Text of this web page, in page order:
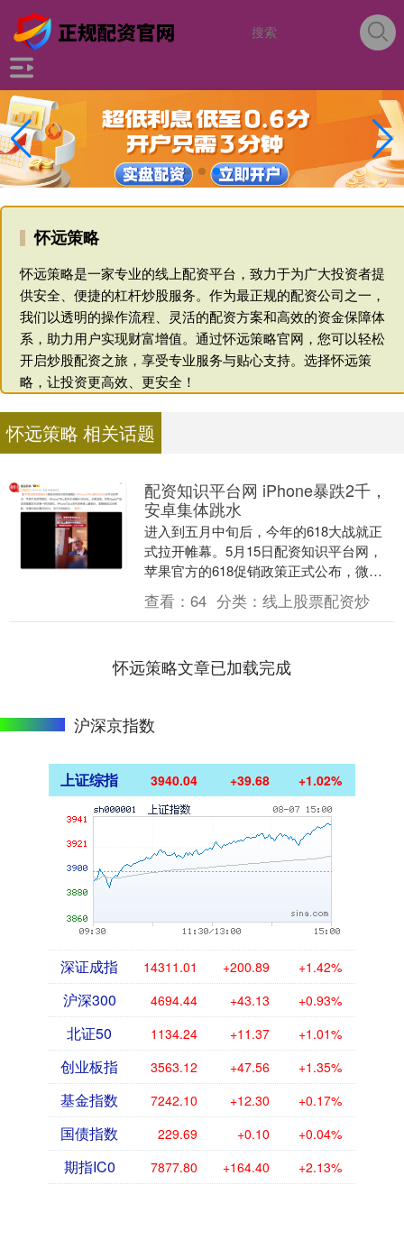
怀远策略
怀远策略是一家专业的线上配资平台，致力于为广大投资者提
供安全、便捷的杠杆炒股服务。作为最正规的配资公司之一，
我们以透明的操作流程、灵活的配资方案和高效的资金保障体
系，助力用户实现财富增值。通过怀远策略官网，您可以轻松
开启炒股配资之旅，享受专业服务与贴心支持。选择怀远策
略，让投资更高效、更安全！
怀远策略 相关话题
配资知识平台网 iPhone暴跌2千，
安卓集体跳水
进入到五月中旬后，今年的618大战就正
式拉开帷幕。5月15日配资知识平台网，
苹果官方的618促销政策正式公布，微博
上立马出现了#iPhone 17 Pro降价2....
查看： 64 分类： 线上股票配资炒
怀远策略文章已加载完成
沪深京指数
上证综指 3940.04 +39.68 +1.02%
深证成指 14311.01 +200.89 +1.42%
沪深300 4694.44 +43.13 +0.93%
北证50 1134.24 +11.37 +1.01%
创业板指 3563.12 +47.56 +1.35%
基金指数 7242.10 +12.30 +0.17%
国债指数 229.69 +0.10 +0.04%
期指IC0 7877.80 +164.40 +2.13%